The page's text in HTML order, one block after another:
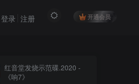
开通会员
登录 注册
红音堂发烧示范碟.2020 -
《响7》